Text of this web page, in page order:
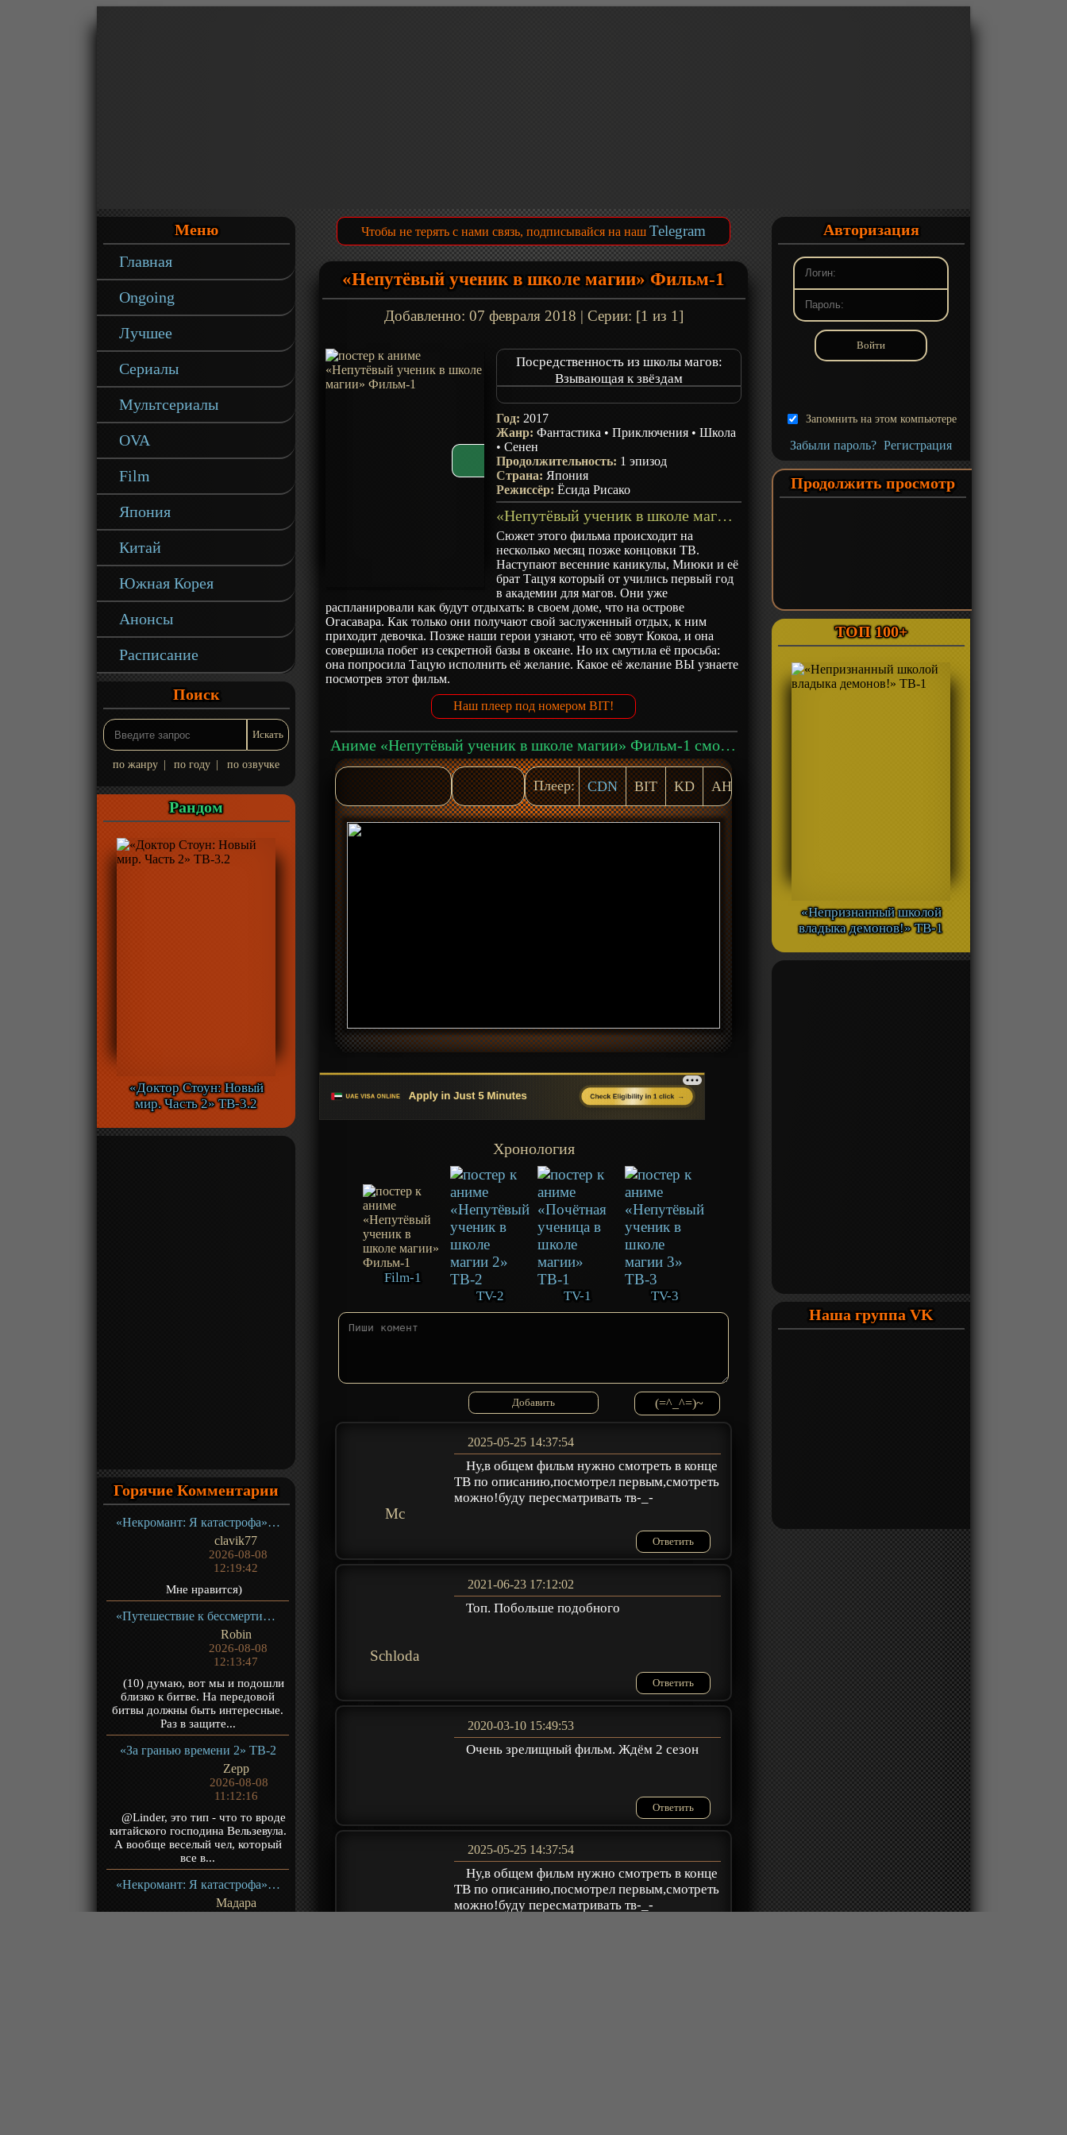
Меню
Главная
Ongoing
Лучшее
Сериалы
Мультсериалы
OVA
Film
Япония
Китай
Южная Корея
Анонсы
Расписание
Поиск
по жанру по году по озвучке
Рандом
«Доктор Стоун: Новый
мир. Часть 2» ТВ-3.2
Горячие Комментарии
«Некромант: Я катастрофа» ТВ-1
clavik77
2026-08-08
12:19:42
Мне нравится)
«Путешествие к бессмертию 5» ТВ-5
Robin
2026-08-08
12:13:47
(10) думаю, вот мы и подошли
близко к битве. На передовой
битвы должны быть интересные.
Раз в защите...
«За гранью времени 2» ТВ-2
Zepp
2026-08-08
11:12:16
@Linder, это тип - что то вроде
китайского господина Вельзевула.
А вообще веселый чел, который
все в...
«Некромант: Я катастрофа» ТВ-1
Мадара
Чтобы не терять с нами связь, подписывайся на наш Telegram
«Непутёвый ученик в школе магии» Фильм-1
Добавленно: 07 февраля 2018 | Серии: [1 из 1]
Посредственность из школы магов:
Взывающая к звёздам
Бездарный ученик старшей школы
магии: Взывающая к звёздам
Mahouka Koukou no Rettousei Movie:
Hoshi wo Yobu Shoujo
The Irregular at Magic High School The
Movie
The Irregular at Magic High School The
Movie - The Girl Who Summons The Stars
Gekijouban Mahouka Koukou no
Rettousei
Год: 2017
Жанр:Фантастика •Приключения •Школа
•Сенен
Продолжительность: 1 эпизод
Страна: Япония
Режиссёр:Ёсида Рисако
«Непутёвый ученик в школе магии» Фильм-1 - описание
Сюжет этого фильма происходит на
несколько месяц позже концовки ТВ.
Наступают весенние каникулы, Миюки и её
брат Тацуя который от учились первый год
в академии для магов. Они уже
распланировали как будут отдыхать: в своем доме, что на острове
Огасавара. Как только они получают свой заслуженный отдых, к ним
приходит девочка. Позже наши герои узнают, что её зовут Кокоа, и она
совершила побег из секретной базы в океане. Но их смутила её просьба:
она попросила Тацую исполнить её желание. Какое её желание ВЫ узнаете
посмотрев этот фильм.
Наш плеер под номером BIT!
Аниме «Непутёвый ученик в школе магии» Фильм-1 смотреть онлайн
Плеер: CDN BIT KD AH
Хронология
Film-1
TV-2
TV-1 TV-3
(=^_^=)~
Мс
2025-05-25 14:37:54
Ну,в общем фильм нужно смотреть в конце
ТВ по описанию,посмотрел первым,смотреть
можно!буду пересматривать тв-_-
Ответить
Schloda
2021-06-23 17:12:02
Топ. Побольше подобного
Ответить
2020-03-10 15:49:53
Очень зрелищный фильм. Ждём 2 сезон
Ответить
2025-05-25 14:37:54
Ну,в общем фильм нужно смотреть в конце
ТВ по описанию,посмотрел первым,смотреть
можно!буду пересматривать тв-_-
Авторизация
Запомнить на этом компьютере
Забыли пароль? Регистрация
Продолжить просмотр
ТОП 100+
«Непризнанный школой
владыка демонов!» ТВ-1
Наша группа VK